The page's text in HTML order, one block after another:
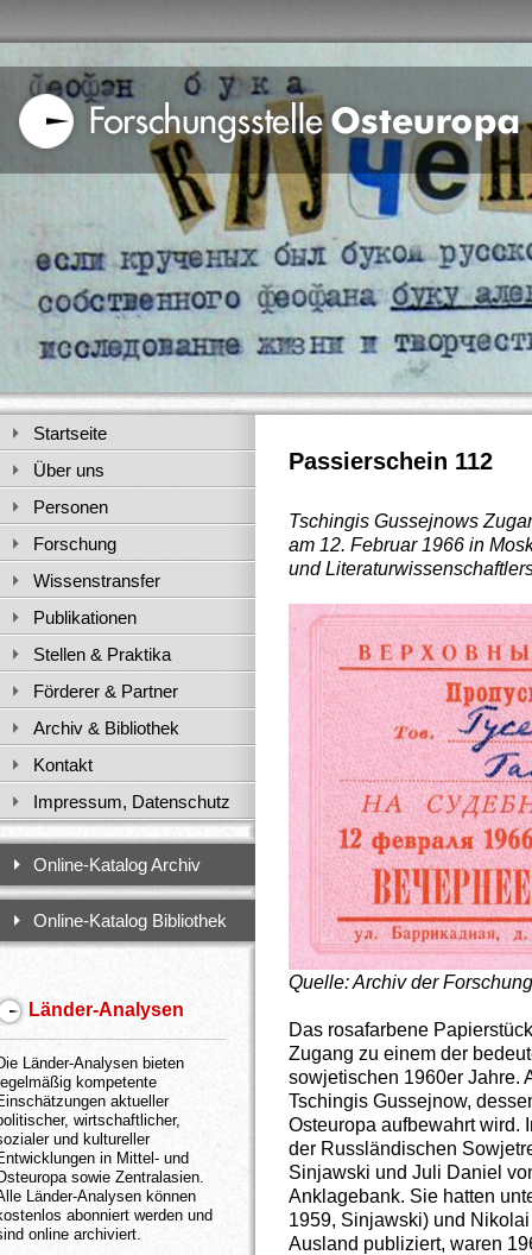
Passierschein 112
Tschingis Gussejnows
am 12. Februar 1966 in
und
Quelle: Archiv der
Das rosafarbene
Zugang zu einem der
sowjetischen 1960er Jahre.
Tschingis Gussejnow,
Osteuropa aufbewahrt wird.
der Russländischen
Sinjawski und Juli Daniel
Anklagebank. Sie hatten
1959, Sinjawski) und
Ausland publiziert, waren
Startseite
Über uns
Personen
Forschung
Wissenstransfer
Publikationen
Stellen & Praktika
Förderer & Partner
Archiv & Bibliothek
Kontakt
Impressum, Datenschutz
Online-Katalog Archiv
Online-Katalog Bibliothek
Länder-Analysen
Länder-Analysen bieten
kompetente
aktueller
wirtschaftlicher,
und kultureller
in Mittel- und
sowie Zentralasien.
Länder-Analysen können
abonniert werden und
online archiviert.